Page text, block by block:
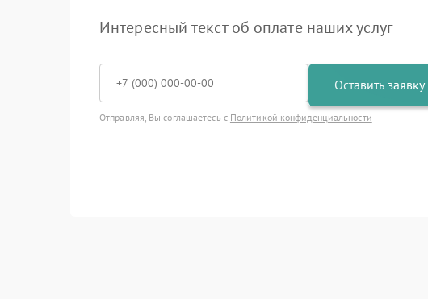
Интересный текст об оплате наших услуг
Оставить заявку
Отправляя, Вы соглашаетесь с Политикой конфиденциальности